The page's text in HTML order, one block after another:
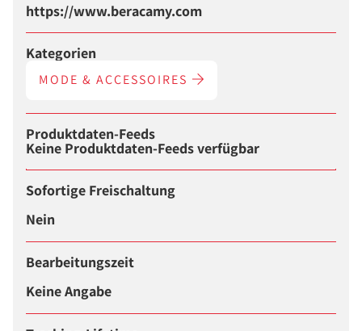
https://www.beracamy.com
Kategorien
MODE & ACCESSOIRES
Produktdaten-Feeds
Keine Produktdaten-Feeds verfügbar
Sofortige Freischaltung
Nein
Bearbeitungszeit
Keine Angabe